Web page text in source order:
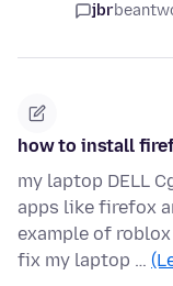
jbr
how to install
my laptop DELL
apps like firefox
example of
fix my laptop …